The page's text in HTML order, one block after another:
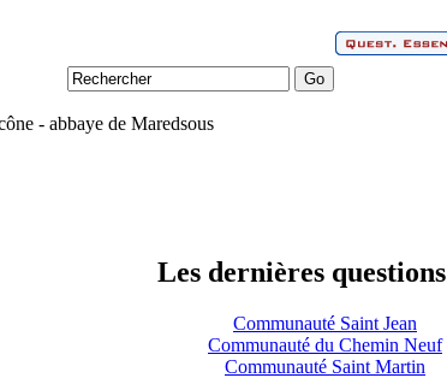
- abbaye de Maredsous
Les dernières questions
Communauté Saint Jean
Communauté du Chemin Neuf
Communauté Saint Martin